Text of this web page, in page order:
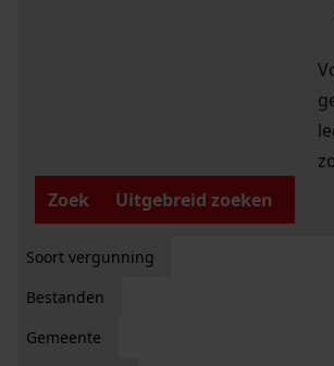
Zoek
Uitgebreid zoeken
Soort vergunning
Bestanden
Gemeente